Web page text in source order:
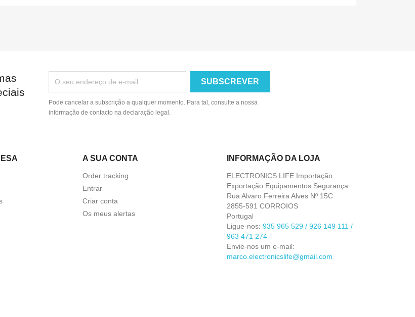
Pode cancelar a subscrição a qualquer momento. Para tal, consulte a nossa
informação de contacto na declaração legal.
A SUA CONTA
Order tracking
Entrar
Criar conta
Os meus alertas
INFORMAÇÃO DA LOJA
ELECTRONICS LIFE Importação
Exportação Equipamentos Segurança
Rua Alvaro Ferreira Alves Nº 15C
2855-591 CORROIOS
Portugal
Ligue-nos: 935 965 529 / 926 149 111 /
963 471 274
Envie-nos um e-mail:
marco.electronicslife@gmail.com